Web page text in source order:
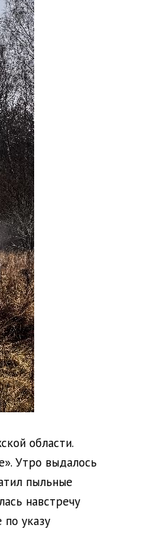
области.
Утро выдалось
пыльные
навстречу
указу